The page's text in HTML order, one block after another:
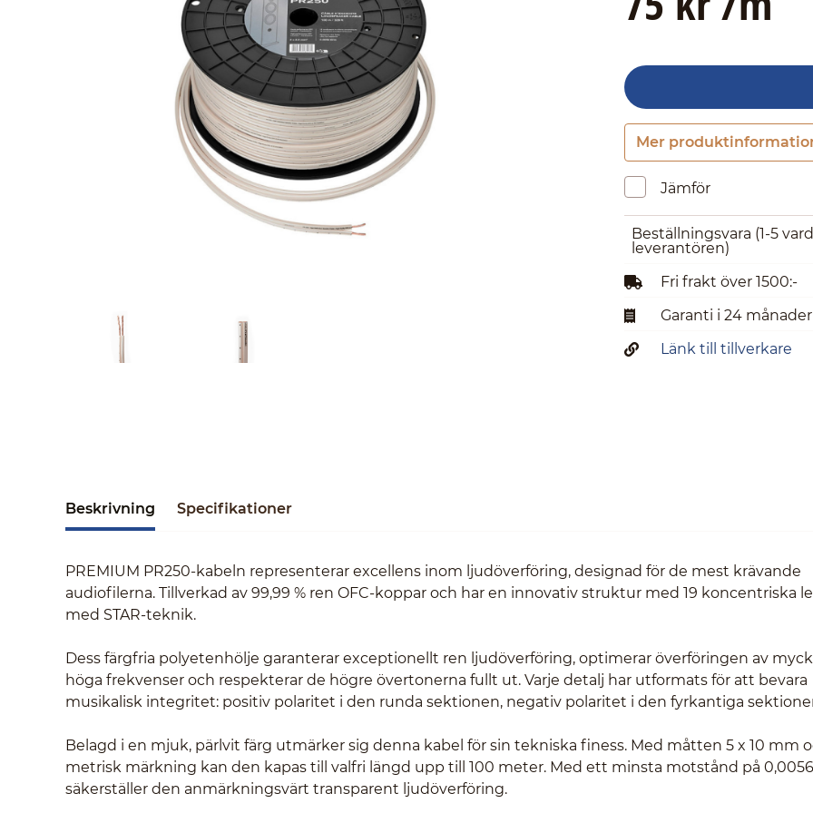
Mer
Jämför
Beställningsvara (1-5
leverantören)
Fri frakt över 1500:-
Garanti i 24 månader
Länk till tillverkare
Beskrivning Specifikationer
PREMIUM PR250-kabeln representerar excellens inom ljudöverföring, designad för de mest krävande
audiofilerna. Tillverkad av 99,99 % ren OFC-koppar och har en innovativ struktur med 19 koncentriska
med STAR-teknik.
Dess färgfria polyetenhölje garanterar exceptionellt ren ljudöverföring, optimerar överföringen av
höga frekvenser och respekterar de högre övertonerna fullt ut. Varje detalj har utformats för att bevara
musikalisk integritet: positiv polaritet i den runda sektionen, negativ polaritet i den fyrkantiga
Belagd i en mjuk, pärlvit färg utmärker sig denna kabel för sin tekniska finess. Med måtten 5 x 10 mm
metrisk märkning kan den kapas till valfri längd upp till 100 meter. Med ett minsta motstånd på
säkerställer den anmärkningsvärt transparent ljudöverföring.